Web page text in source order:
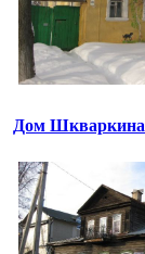
Дом Шкваркина